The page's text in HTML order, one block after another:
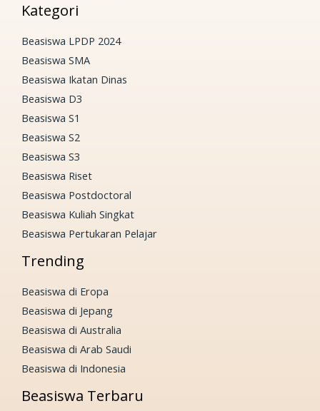
Kategori
Beasiswa LPDP 2024
Beasiswa SMA
Beasiswa Ikatan Dinas
Beasiswa D3
Beasiswa S1
Beasiswa S2
Beasiswa S3
Beasiswa Riset
Beasiswa Postdoctoral
Beasiswa Kuliah Singkat
Beasiswa Pertukaran Pelajar
Trending
Beasiswa di Eropa
Beasiswa di Jepang
Beasiswa di Australia
Beasiswa di Arab Saudi
Beasiswa di Indonesia
Beasiswa Terbaru